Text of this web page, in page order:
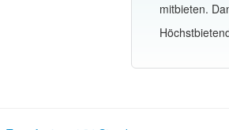
mitbieten.